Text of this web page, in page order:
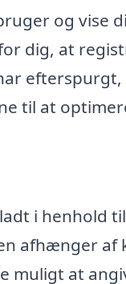
og vise
dig, at
til at
i henhold
afhænger af
muligt at